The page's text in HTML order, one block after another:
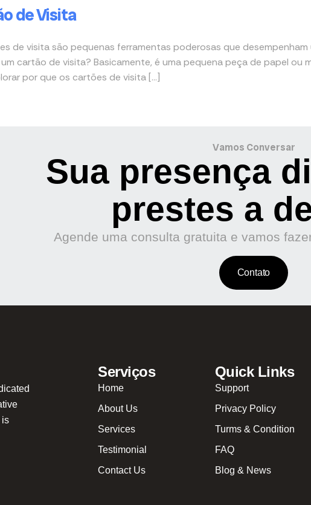
de Visita
de visita são pequenas ferramentas poderosas que
cartão de visita? Basicamente, é uma pequena peça de papel
por que os cartões de visita […]
Vamos Conversar
Sua presença
prestes a
Agende uma consulta gratuita e vamos
Contato
is
Serviços
Home
About Us
Services
Testimonial
Contact Us
Quick Links
Support
Privacy Policy
Turms & Condition
FAQ
Blog & News